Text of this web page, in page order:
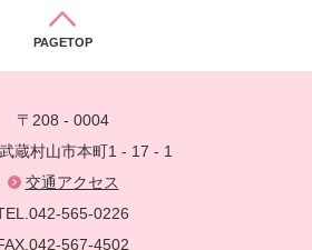
PAGETOP
〒208 - 0004
蔵村山市本町1 - 17 - 1
交通アクセス
565-0226
567-4502